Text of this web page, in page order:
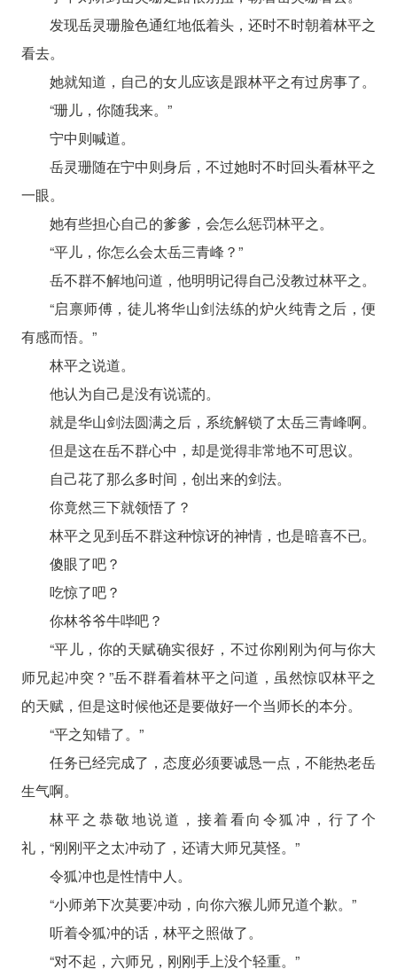
发现岳灵珊脸色通红地低着头，还时不时朝着林平之
看去。
她就知道，自己的女儿应该是跟林平之有过房事了。
“珊儿，你随我来。”
宁中则喊道。
岳灵珊随在宁中则身后，不过她时不时回头看林平之
一眼。
她有些担心自己的爹爹，会怎么惩罚林平之。
“平儿，你怎么会太岳三青峰？”
岳不群不解地问道，他明明记得自己没教过林平之。
“启禀师傅，徒儿将华山剑法练的炉火纯青之后，便
有感而悟。”
林平之说道。
他认为自己是没有说谎的。
就是华山剑法圆满之后，系统解锁了太岳三青峰啊。
但是这在岳不群心中，却是觉得非常地不可思议。
自己花了那么多时间，创出来的剑法。
你竟然三下就领悟了？
林平之见到岳不群这种惊讶的神情，也是暗喜不已。
傻眼了吧？
吃惊了吧？
你林爷爷牛哔吧？
“平儿，你的天赋确实很好，不过你刚刚为何与你大
师兄起冲突？”岳不群看着林平之问道，虽然惊叹林平之
的天赋，但是这时候他还是要做好一个当师长的本分。
“平之知错了。”
任务已经完成了，态度必须要诚恳一点，不能热老岳
生气啊。
林平之恭敬地说道，接着看向令狐冲，行了个
礼，“刚刚平之太冲动了，还请大师兄莫怪。”
令狐冲也是性情中人。
“小师弟下次莫要冲动，向你六猴儿师兄道个歉。”
听着令狐冲的话，林平之照做了。
“对不起，六师兄，刚刚手上没个轻重。”